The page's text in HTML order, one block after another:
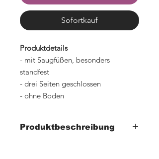
Sofortkauf
Produktdetails
- mit Saugfüßen, besonders
standfest
- drei Seiten geschlossen
- ohne Boden
Produktbeschreibung